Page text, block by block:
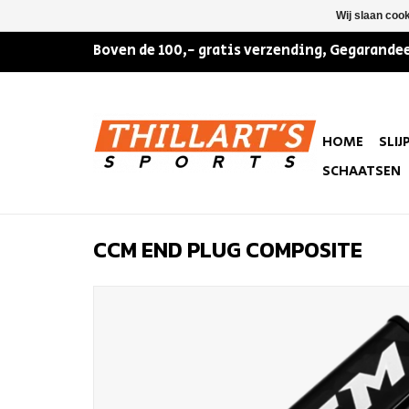
Boven de 100,- gratis verzending,
HOME
SCHAATSEN
CCM END PLUG COMPOSITE
Wij slaan